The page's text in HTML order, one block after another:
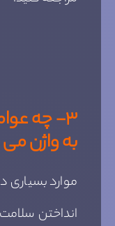
۳- چه
به واژن
موارد بسیاری
انداختن